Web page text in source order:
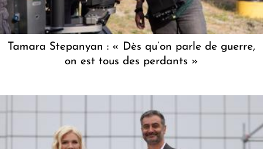
Tamara Stepanyan : « Dès qu’on parle de guerre,
on est tous des perdants »